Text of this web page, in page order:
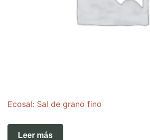
Ecosal: Sal de grano fino
Leer más